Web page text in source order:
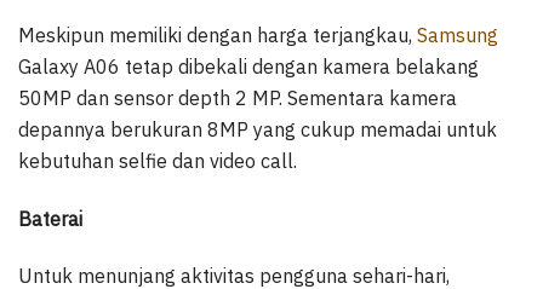
Meskipun memiliki dengan harga terjangkau, Samsung
Galaxy A06 tetap dibekali dengan kamera belakang
50MP dan sensor depth 2 MP. Sementara kamera
depannya berukuran 8MP yang cukup memadai untuk
kebutuhan selfie dan video call.
Baterai
Untuk menunjang aktivitas pengguna sehari-hari,